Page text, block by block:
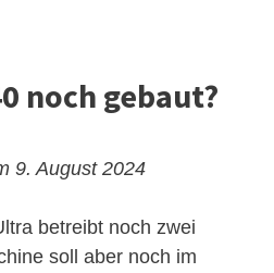
noch gebaut?
9. August 2024
betreibt noch zwei
soll aber noch im